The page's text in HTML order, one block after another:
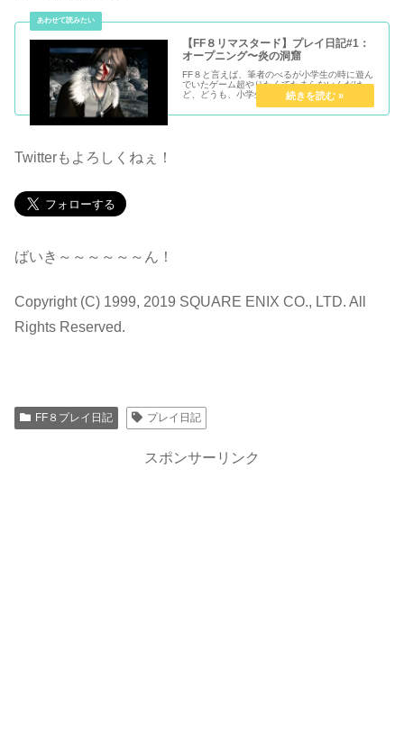
【FF８リマスタード】プレイ日記#1：
オープニング〜炎の洞窟
FF８と言えば、筆者のべるが小学生の時に遊ん
でいたゲーム超やりたくてたまらないんだけ
ど、どうも、小学生のべるには難しくて難しく
て、全く先に進めないToTしかし！最近出たじ
ゃないか！FF8リマスター！最高！待ってた！
Twitterもよろしくねぇ！
ばいき～～～～～～ん！
Copyright (C) 1999, 2019 SQUARE ENIX CO., LTD. All
Rights Reserved.
FF８プレイ日記 プレイ日記
スポンサーリンク